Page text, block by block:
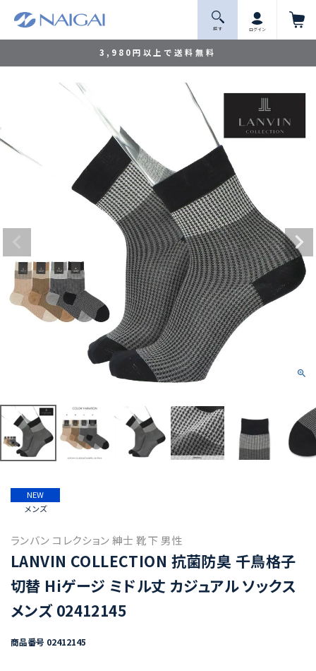
3,980円以上で送料無料
探 す ログイン
NEW
メンズ
ランバン コレクション 紳士 靴下 男性
LANVIN COLLECTION 抗菌防臭 千鳥格子
切替 Hiゲージ ミドル丈 カジュアル ソックス
メンズ 02412145
商品番号 02412145